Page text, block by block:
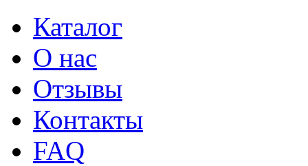
Каталог
О нас
Отзывы
Контакты
FAQ